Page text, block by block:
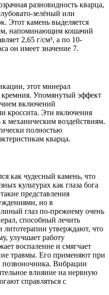
разновидность кварца,
зелёный или
Этот камень выделяется
напоминающим кошачий
2,65 г/см³, а по 10-
он имеет значение 7.
этот минерал
кремния. Упомянутый эффект
включений
кроссита. Эти включения
механическим воздействиям.
полностью
кварца.
как чудесный камень, что
культурах как глаза бога
представления
но в
глаз по-прежнему очень
способный лечить
утверждают, что
улучшает работу
воспаление и смягчает
травмы. Его применяют при
позвоночника. Вибрации
влияние на нервную
справляться с